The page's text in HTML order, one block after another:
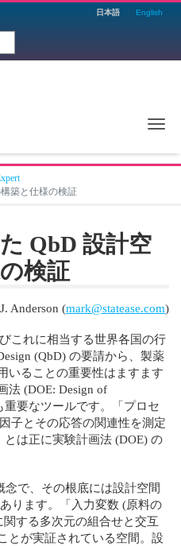
日本語 English
築と仕様の検証
QbD 設計空
検証
Anderson (mark@statease.com)
これに相当する世界各国の行
(QbD) の要請から、製薬
いることの重要性はますます
法 (DOE: Design of
重要なツールです。「プロセ
子とその応答の関連性を測定
とは正に実験計画法 (DOE) の
念で、その根底には設計空間
ります。「入力変数 (原料の
する多次元の組合せと交互
とが実証されている空間。設